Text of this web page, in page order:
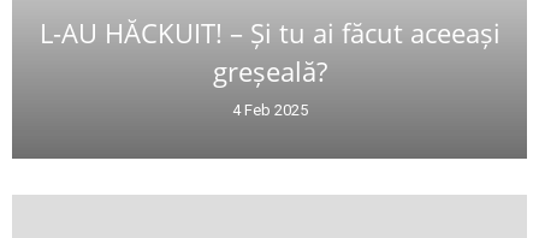
L-AU HĂCKUIT! – Și tu ai făcut aceeași
greșeală?
4 Feb 2025